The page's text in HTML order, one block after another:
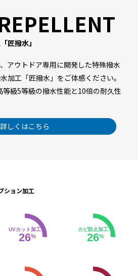
匠撥水」
アウトドア専用に開発した特殊撥水
加工「匠撥水」をご体感ください。
等級5等級の撥水性能と10倍の耐久性
詳しくはこちら
ション加工
UVカット加工
26%
カビ防止加工
26%